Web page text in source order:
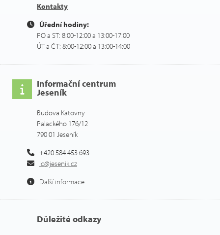
Kontakty
Úřední hodiny:
PO a ST: 8:00-12:00 a 13:00-17:00
ÚT a ČT: 8:00-12:00 a 13:00-14:00
Informační centrum
Jeseník
Budova Katovny
Palackého 176/12
790 01 Jeseník
+420 584 453 693
ic@jesenik.cz
Další informace
Důležité odkazy